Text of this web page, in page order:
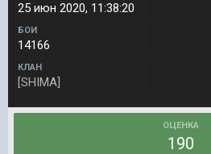
25 июн 2020, 11:38:20
БОИ
14166
КЛАН
[SHIMA]
ОЦЕНКА
190